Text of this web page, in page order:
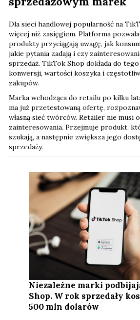
Dla sieci handlowej popularność na
więcej niż zasięgiem. Platforma
produkty przyciągają uwagę, jak
jakie pytania zadają i czy
sprzedaż. TikTok Shop dokłada do
konwersji, wartości koszyka i
zakupów.
Marka wchodząca do retailu po kilku
ma już przetestowaną ofertę,
własną sieć twórców. Retailer nie musi
zainteresowania. Przejmuje produkt,
szukają, a następnie zwiększa jego
sprzedaży.
Niezależne marki
Shop. W rok sprzedały
500 mln dolarów